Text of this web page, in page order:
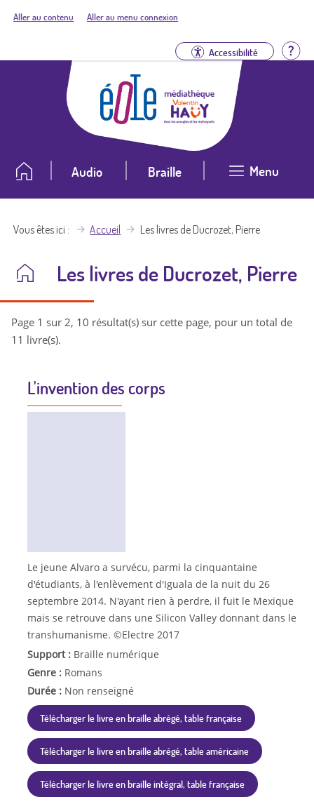
Aller au contenu Aller au menu connexion
Accessibilité
Audio Braille Menu
Vous êtes ici Accueil Les livres de Ducrozet, Pierre
Les livres de Ducrozet, Pierre
Page 1 sur 2, 10 résultat(s) sur cette page, pour un total de
11 livre(s).
L'invention des corps
Le jeune Alvaro a survécu, parmi la cinquantaine
d'étudiants, à l'enlèvement d'Iguala de la nuit du 26
septembre 2014. N'ayant rien à perdre, il fuit le Mexique
mais se retrouve dans une Silicon Valley donnant dans le
transhumanisme. ©Electre 2017
Support : Braille numérique
Genre : Romans
Durée : Non renseigné
Télécharger le livre en braille abrégé, table française
Télécharger le livre en braille abrégé, table américaine
Télécharger le livre en braille intégral, table française